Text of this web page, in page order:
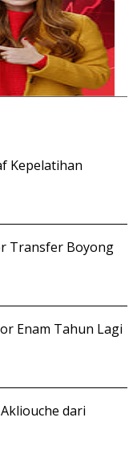
Kepelatihan
Transfer Boyong
Enam Tahun Lagi
dari